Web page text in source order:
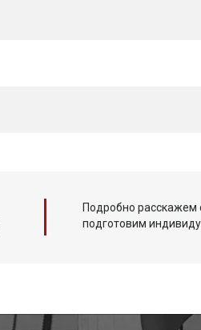
Подробно расскажем
подготовим